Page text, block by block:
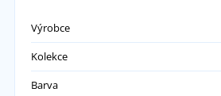
Výrobce
Kolekce
Barva